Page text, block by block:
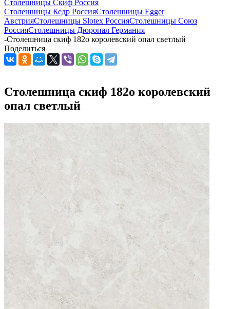
Столешницы Скиф Россия
Столешницы Кедр РоссияСтолешницы Egger
АвстрияСтолешницы Slotex РоссияСтолешницы Союз
РоссияСтолешницы Дюропал Германия
-Столешница скиф 182о королевский опал светлый
Поделиться
Столешница скиф 182о королевский
опал светлый